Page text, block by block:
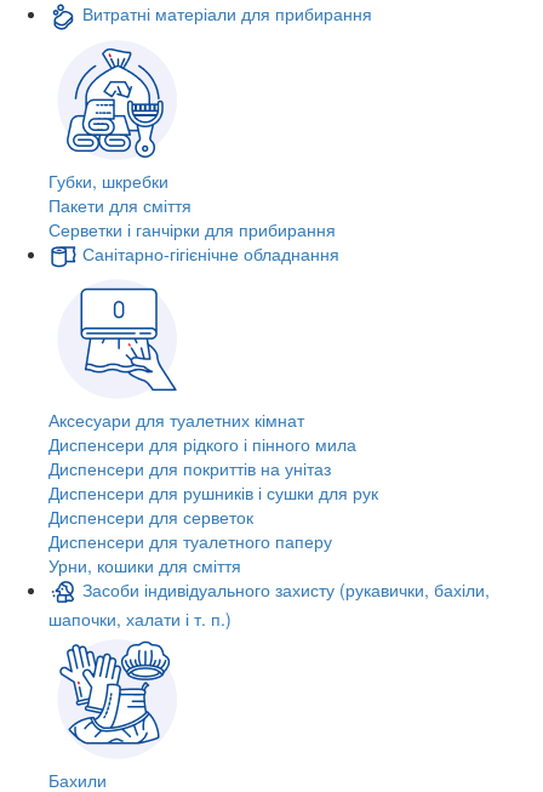
Витратні матеріали для прибирання
Губки, шкребки
Пакети для сміття
Серветки і ганчірки для прибирання
Санітарно-гігієнічне обладнання
Аксесуари для туалетних кімнат
Диспенсери для рідкого і пінного мила
Диспенсери для покриттів на унітаз
Диспенсери для рушників і сушки для рук
Диспенсери для серветок
Диспенсери для туалетного паперу
Урни, кошики для сміття
Засоби індивідуального захисту (рукавички, бахіли,
шапочки, халати і т. п.)
Бахили